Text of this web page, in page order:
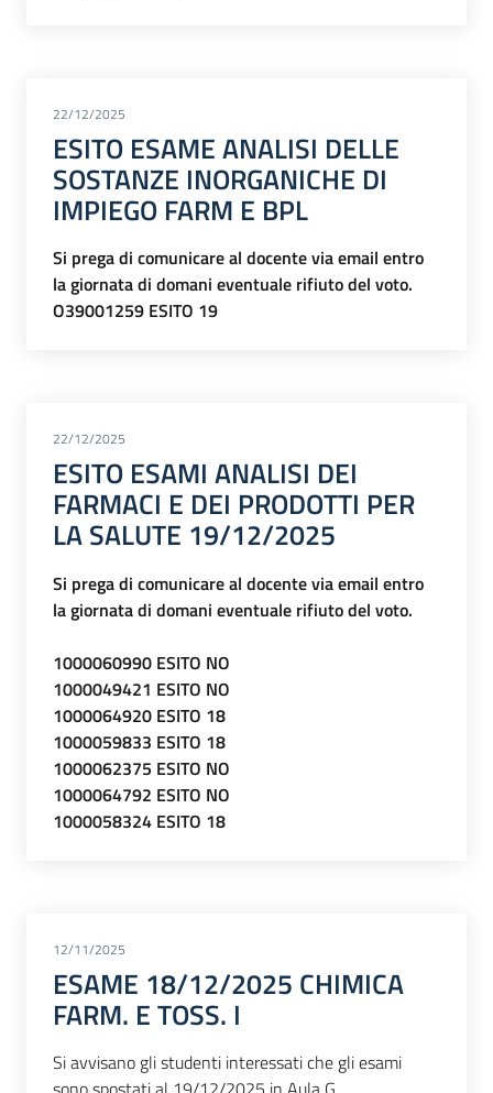
22/12/2025
ESITO ESAME ANALISI DELLE
SOSTANZE INORGANICHE DI
IMPIEGO FARM E BPL
Si prega di comunicare al docente via email entro
la giornata di domani eventuale rifiuto del voto.
O39001259 ESITO 19
22/12/2025
ESITO ESAMI ANALISI DEI
FARMACI E DEI PRODOTTI PER
LA SALUTE 19/12/2025
Si prega di comunicare al docente via email entro
la giornata di domani eventuale rifiuto del voto.
1000060990 ESITO NO
1000049421 ESITO NO
1000064920 ESITO 18
1000059833 ESITO 18
1000062375 ESITO NO
1000064792 ESITO NO
1000058324 ESITO 18
12/11/2025
ESAME 18/12/2025 CHIMICA
FARM. E TOSS. I
Si avvisano gli studenti interessati che gli esami